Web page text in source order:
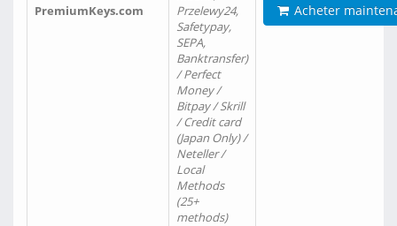
PremiumKeys.com
Przelewy24,
Safetypay,
SEPA,
Banktransfer)
/ Perfect
Money /
Bitpay / Skrill
/ Credit card
(Japan Only) /
Neteller /
Local
Methods
(25+
methods)
Acheter